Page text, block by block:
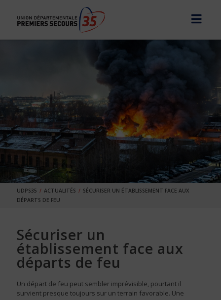
UDPS35 ACTUALITÉS
SÉCURISER UN ÉTABLISSEMENT FACE AUX
DÉPARTS DE FEU
Sécuriser un
établissement face aux
départs de feu
Un départ de feu peut sembler imprévisible, pourtant il
survient presque toujours sur un terrain favorable. Une